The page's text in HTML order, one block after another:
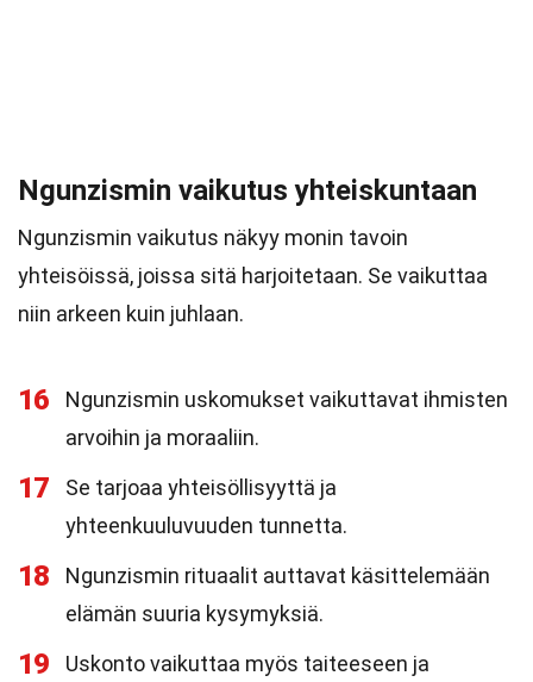
Ngunzismin vaikutus yhteiskuntaan
Ngunzismin vaikutus näkyy monin tavoin
yhteisöissä, joissa sitä harjoitetaan. Se vaikuttaa
niin arkeen kuin juhlaan.
16
Ngunzismin uskomukset vaikuttavat ihmisten
arvoihin ja moraaliin.
17
Se tarjoaa yhteisöllisyyttä ja
yhteenkuuluvuuden tunnetta.
18
Ngunzismin rituaalit auttavat käsittelemään
elämän suuria kysymyksiä.
19
Uskonto vaikuttaa myös taiteeseen ja